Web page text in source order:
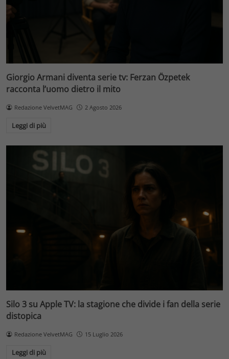
Giorgio Armani diventa serie tv: Ferzan Özpetek
racconta l’uomo dietro il mito
Redazione VelvetMAG 2 Agosto 2026
Leggi di più
Silo 3 su Apple TV: la stagione che divide i fan della serie
distopica
Redazione VelvetMAG 15 Luglio 2026
Leggi di più